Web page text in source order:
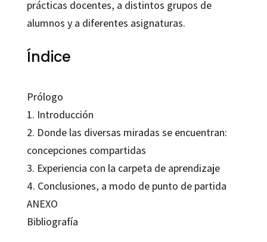
prácticas docentes, a distintos grupos de
alumnos y a diferentes asignaturas.
Índice
Prólogo
1. Introducción
2. Donde las diversas miradas se encuentran:
concepciones compartidas
3. Experiencia con la carpeta de aprendizaje
4. Conclusiones, a modo de punto de partida
ANEXO
Bibliografía